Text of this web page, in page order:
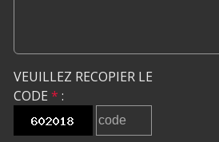
VEUILLEZ RECOPIER LE
CODE * :